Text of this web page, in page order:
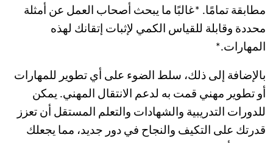
مطابقة تمامًا. *غالبًا ما يبحث أصحاب العمل عن أمثلة
محددة وقابلة للقياس الكمي لإثبات إتقانك لهذه
المهارات.*
بالإضافة إلى ذلك، سلط الضوء على أي تطوير للمهارات
أو تطوير مهني قمت به لدعم الانتقال المهني. يمكن
للدورات التدريبية والشهادات والتعلم المستقل أن تعزز
قدرتك على التكيف والنجاح في دور جديد، مما يجعلك